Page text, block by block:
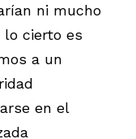
ni mucho
lo cierto es
a un
en el